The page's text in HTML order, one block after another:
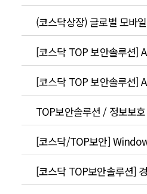
(코스닥상장) 글로벌 모바
[코스닥 TOP 보안솔루션]
[코스닥 TOP 보안솔루션]
TOP보안솔루션 / 정보보
[코스닥/TOP보안]
[코스닥 TOP보안솔루션]